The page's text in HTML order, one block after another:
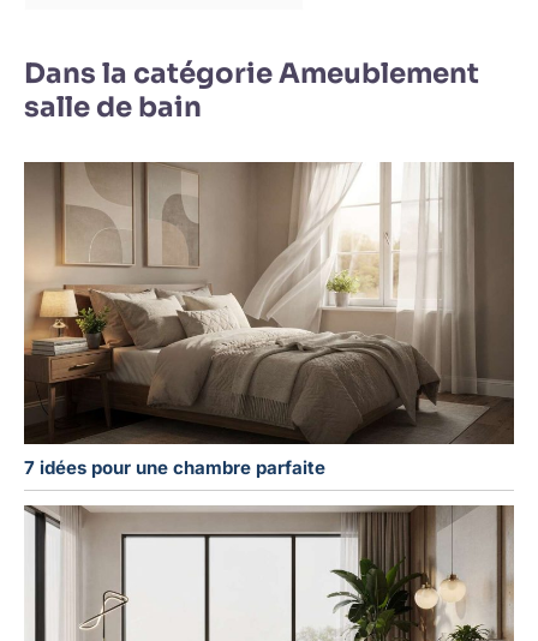
Dans la catégorie Ameublement
salle de bain
7 idées pour une chambre parfaite